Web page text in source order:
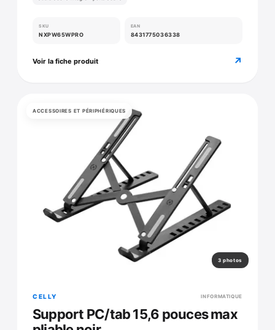
SKU
NXPW65WPRO
EAN
8431775036338
Voir la fiche produit ↗
ACCESSOIRES ET PÉRIPHÉRIQUES
3 photos
CELLY INFORMATIQUE
Support PC/tab 15,6 pouces max